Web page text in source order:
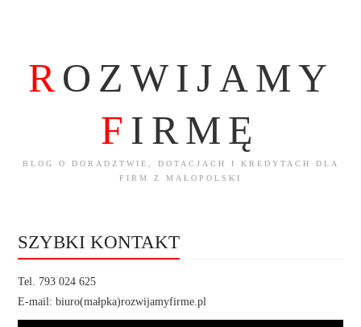
ROZWIJAMY
F IRMĘ
BLOG O DORADZTWIE, DOTACJACH I KREDYTACH DLA
FIRM Z MAŁOPOLSKI
SZYBKI KONTAKT
Tel. 793 024 625
E-mail: biuro(małpka)rozwijamyfirme.pl